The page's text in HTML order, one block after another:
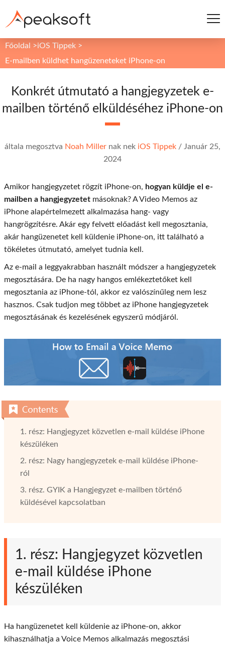
Főoldal >iOS Tippek >
E-mailben küldhet hangüzeneteket iPhone-on
Konkrét útmutató a hangjegyzetek e-
mailben történő elküldéséhez iPhone-on
általa megosztva Noah Miller nak nek iOS Tippek / Január 25,
2024
Amikor hangjegyzetet rögzít iPhone-on, hogyan küldje el e-
mailben a hangjegyzetet másoknak? A Video Memos az
iPhone alapértelmezett alkalmazása hang- vagy
hangrögzítésre. Akár egy felvett előadást kell megosztania,
akár hangüzenetet kell küldenie iPhone-on, itt található a
tökéletes útmutató, amelyet tudnia kell.
Az e-mail a leggyakrabban használt módszer a hangjegyzetek
megosztására. De ha nagy hangos emlékeztetőket kell
megosztania az iPhone-tól, akkor ez valószínűleg nem lesz
hasznos. Csak tudjon meg többet az iPhone hangjegyzetek
megosztásának és kezelésének egyszerű módjáról.
1. rész: Hangjegyzet közvetlen e-mail küldése iPhone
készüléken
2. rész: Nagy hangjegyzetek e-mail küldése iPhone-
ról
3. rész. GYIK a Hangjegyzet e-mailben történő
küldésével kapcsolatban
1. rész: Hangjegyzet közvetlen
e-mail küldése iPhone
készüléken
Ha hangüzenetet kell küldenie az iPhone-on, akkor
kihasználhatja a Voice Memos alkalmazás megosztási